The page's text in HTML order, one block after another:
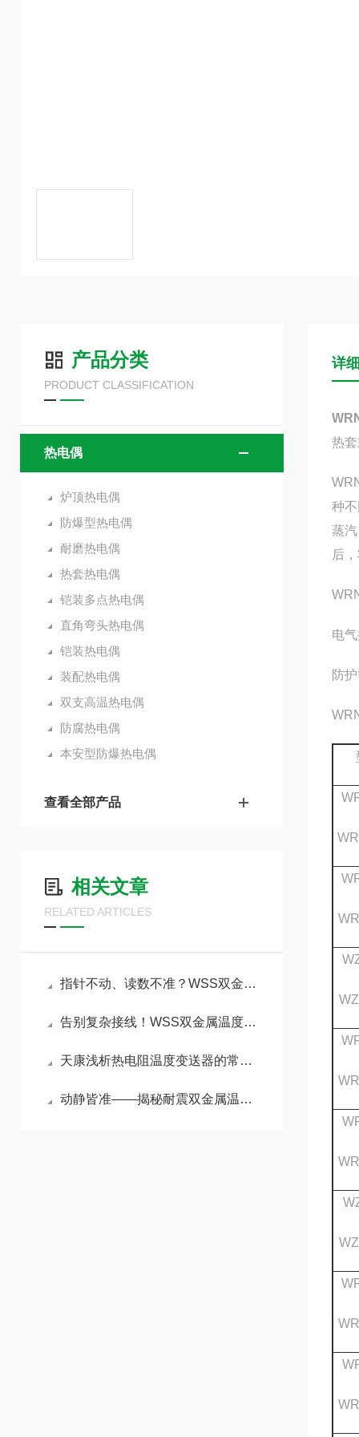
产品分类
PRODUCT CLASSIFICATION
热电偶
炉顶热电偶
防爆型热电偶
耐磨热电偶
热套热电偶
铠装多点热电偶
直角弯头热电偶
铠装热电偶
装配热电偶
双支高温热电偶
防腐热电偶
本安型防爆热电偶
查看全部产品
相关文章
RELATED ARTICLES
指针不动、读数不准？WSS双金属温度计五大故障一文搞定
告别复杂接线！WSS双金属温度计让现场测温回归简单
天康浅析热电阻温度变送器的常见类型
动静皆准——揭秘耐震双金属温度计在强振动环境下的测温奥秘
详
热
种
蒸
后
电
防